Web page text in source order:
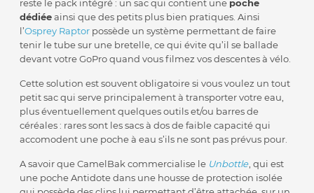
reste le pack intégré : un sac qui contient une poche
dédiéeainsi que des petits plus bien pratiques. Ainsi
l’Osprey Raptor possède un système permettant de faire
tenir le tube sur une bretelle, ce qui évite qu’il se ballade
devant votre GoPro quand vous filmez vos descentes à vélo.
Cette solution est souvent obligatoire si vous voulez un tout
petit sac qui serve principalement à transporter votre eau,
plus éventuellement quelques outils et/ou barres de
céréales : rares sont les sacs à dos de faible capacité qui
accomodent une poche à eau s’ils ne sont pas prévus pour.
A savoir que CamelBak commercialise le Unbottle, qui est
une poche Antidote dans une housse de protection isolée